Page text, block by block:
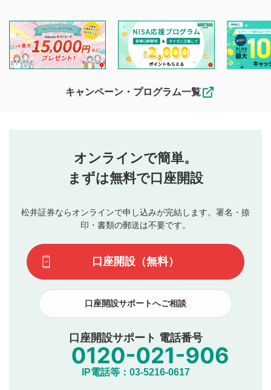
投稿するボタン
星で評価をすると投稿できます。（お名前とコメント
3
動画の評価
です）
を目的として、各動画コンテンツに、評価およびコメントの
投稿ができます。利用者は以下の注意事項をご理解のうえ、
閲覧および投稿を行うものとしてください。
他の利用者が動画を視聴される際の参考になるコメントをお
待ちしております。
なお、投稿をもって、本注意事項に同意されたものとみなし
行ってください。
当社は、利用者同士、もしくは利用者と第三者間のトラ
ブルによって生じた損害に対して一切の責任を負いませ
評価およびコメントは当社にて審査のうえ、掲載となり
ます。掲載されるまでに日数がかかる場合や掲載されない
てはお答えできません。各動画コンテンツへの掲載をもっ
て結果のご連絡といたします。ご了承ください。
下記の項目に該当すると判断された投稿内容は、掲載を
見合わせる場合がございます。
本動画コンテンツとは無関係の内容の投稿
他者への誹謗中傷や差別的表現投稿
公序良俗に反する内容の投稿
氏名、住所、電話番号など個人を特定できる情報の
他のサイトへの誘導や営利目的、広告・宣伝を目
キャンペーン・プログラム一覧
オンラインで簡単。
まずは無料で口座開設
松井証券ならオンラインで申し込みが完結します。署名・捺
印・書類の郵送は不要です。
口座開設（無料）
口座開設サポートへご相談
口座開設サポート 電話番号
IP電話等：03-5216-0617